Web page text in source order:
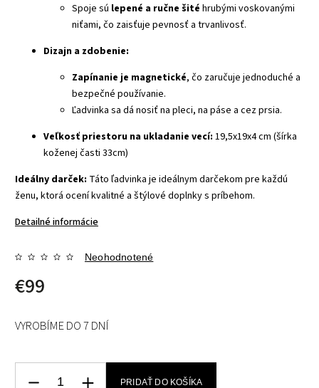
Spoje sú lepené a ručne šité hrubými voskovanými
niťami, čo zaisťuje pevnosť a trvanlivosť.
Dizajn a zdobenie:
Zapínanie je magnetické, čo zaručuje jednoduché a
bezpečné používanie.
Ľadvinka sa dá nosiť na pleci, na páse a cez prsia.
Veľkosť priestoru na ukladanie vecí: 19,5x19x4 cm (šírka
koženej časti 33cm)
Ideálny darček: Táto ľadvinka je ideálnym darčekom pre každú
ženu, ktorá ocení kvalitné a štýlové doplnky s príbehom.
Detailné informácie
Neohodnotené
€99
VYROBÍME DO 7 DNÍ
PRIDAŤ DO KOŠÍKA